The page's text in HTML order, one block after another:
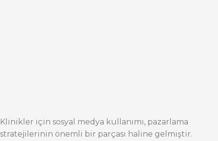
Klinikler için sosyal medya kullanımı, pazarlama
stratejilerinin önemli bir parçası haline gelmiştir.